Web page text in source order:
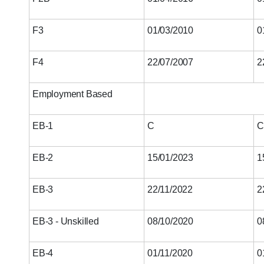
F3 01/03/2010
F4 22/07/2007
Employment Based
EB-1 C C
EB-2 15/01/2023
EB-3 22/11/2022
EB-3 - Unskilled 08/10/2020
EB-4 01/11/2020